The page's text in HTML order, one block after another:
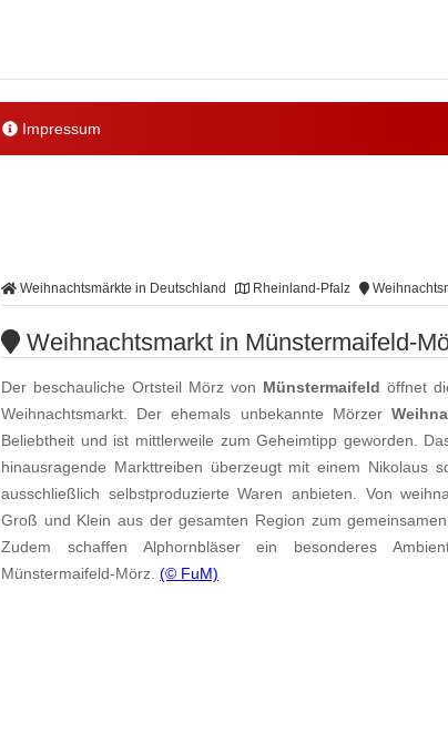
Impressum
Weihnachtsmärkte in Deutschland Rheinland-Pfalz
Weihnachtsmarkt in Münstermaifeld-
Der beschauliche Ortsteil Mörz von Münstermaifeld öffnet
Weihnachtsmarkt. Der ehemals unbekannte Mörzer
Beliebtheit und ist mittlerweile zum Geheimtipp geworden.
hinausragende Markttreiben überzeugt mit einem Nikolaus
ausschließlich selbstproduzierte Waren anbieten. Von
Groß und Klein aus der gesamten Region zum
Zudem schaffen Alphornbläser ein besonderes
Münstermaifeld-Mörz. (© FuM)